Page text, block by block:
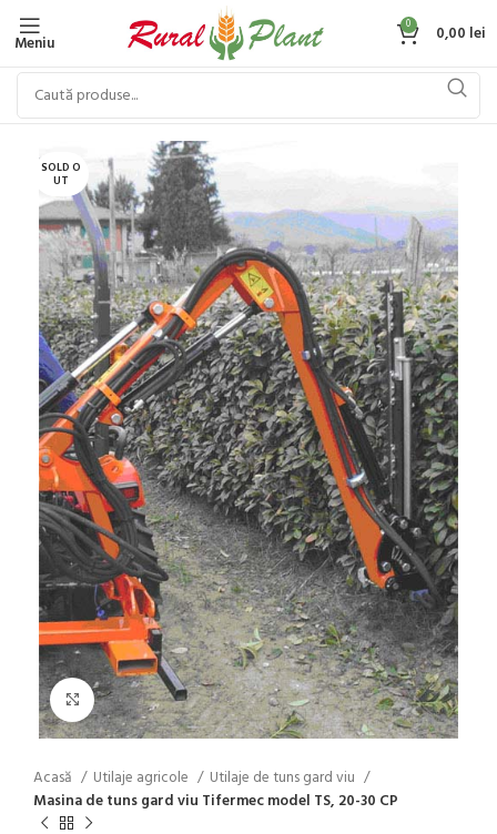
Meniu
0 0,00 lei
SOLD O
UT
Click to enlarge
Acasă Utilaje agricole
Utilaje de tuns gard viu
Masina de tuns gard viu Tifermec model TS, 20-30 CP